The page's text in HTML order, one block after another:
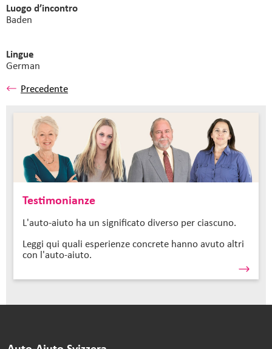
Luogo d’incontro
Baden
Lingue
German
Precedente
Testimonianze
L'auto-aiuto ha un significato diverso per ciascuno.
Leggi qui quali esperienze concrete hanno avuto altri
con l'auto-aiuto.